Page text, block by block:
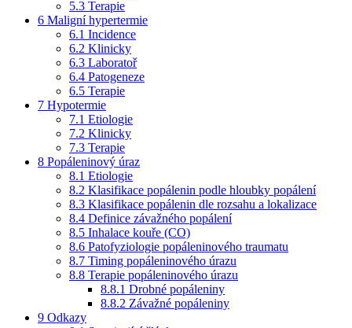
5.3 Terapie
6 Maligní hypertermie
6.1 Incidence
6.2 Klinicky
6.3 Laboratoř
6.4 Patogeneze
6.5 Terapie
7 Hypotermie
7.1 Etiologie
7.2 Klinicky
7.3 Terapie
8 Popáleninový úraz
8.1 Etiologie
8.2 Klasifikace popálenin podle hloubky popálení
8.3 Klasifikace popálenin dle rozsahu a lokalizace
8.4 Definice závažného popálení
8.5 Inhalace kouře (CO)
8.6 Patofyziologie popáleninového traumatu
8.7 Timing popáleninového úrazu
8.8 Terapie popáleninového úrazu
8.8.1 Drobné popáleniny
8.8.2 Závažné popáleniny
9 Odkazy